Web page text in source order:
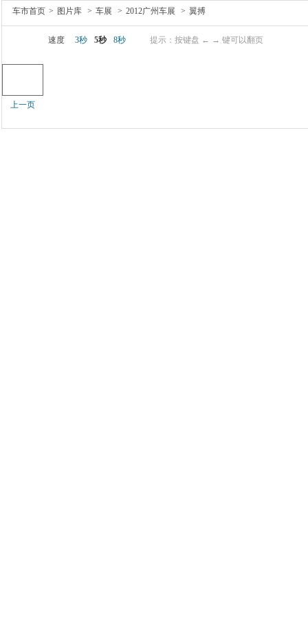
车市首页 > 图片库 > 车展 > 2012广州车展 > 翼搏
速度 3秒 5秒 8秒 提示：按键盘 ← → 键可以翻页
上一页